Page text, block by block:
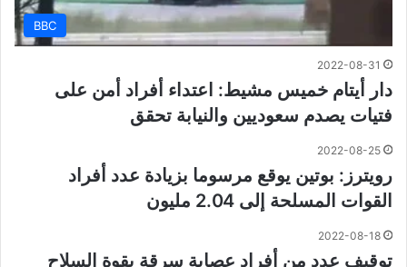
BBC
2022-08-31
دار أيتام خميس مشيط: اعتداء أفراد أمن على
فتيات يصدم سعوديين والنيابة تحقق
2022-08-25
رويترز: بوتين يوقع مرسوما بزيادة عدد أفراد
القوات المسلحة إلى 2.04 مليون
2022-08-18
توقيف عدد من أفراد عصابة سرقة بقوة السلاح